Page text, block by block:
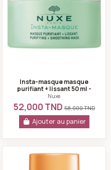
Insta-masque masque
purifiant + lissant 50 ml -
Nuxe
Nuxe
52,000 TND58,000 TND
Ajouter au panier
Boost gel baume yeux 15ml - Nuxe
SUN Fluide Léger